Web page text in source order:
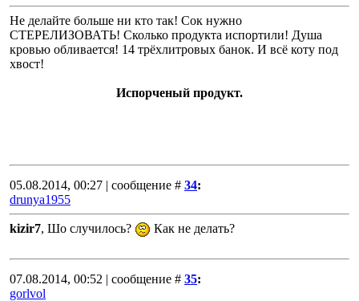
Не делайте больше ни кто так! Сок нужно
СТЕРЕЛИЗОВАТЬ! Сколько продукта испортили! Душа
кровью обливается! 14 трёхлитровых банок. И всё коту под
хвост!
Испорченый продукт.
05.08.2014, 00:27 | сообщение # 34:
drunya1955
kizir7, Шо случилось? Как не делать?
07.08.2014, 00:52 | сообщение # 35:
gorlvol